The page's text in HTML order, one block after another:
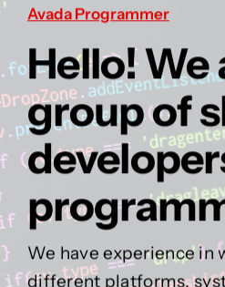
Avada Programmer
Hello! We
group of
We have experience in
different platforms,